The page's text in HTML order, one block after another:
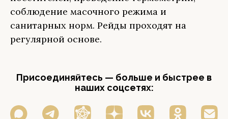
соблюдение масочного режима и
санитарных норм. Рейды проходят на
регулярной основе.
Присоединяйтесь — больше и быстрее в
наших соцсетях: